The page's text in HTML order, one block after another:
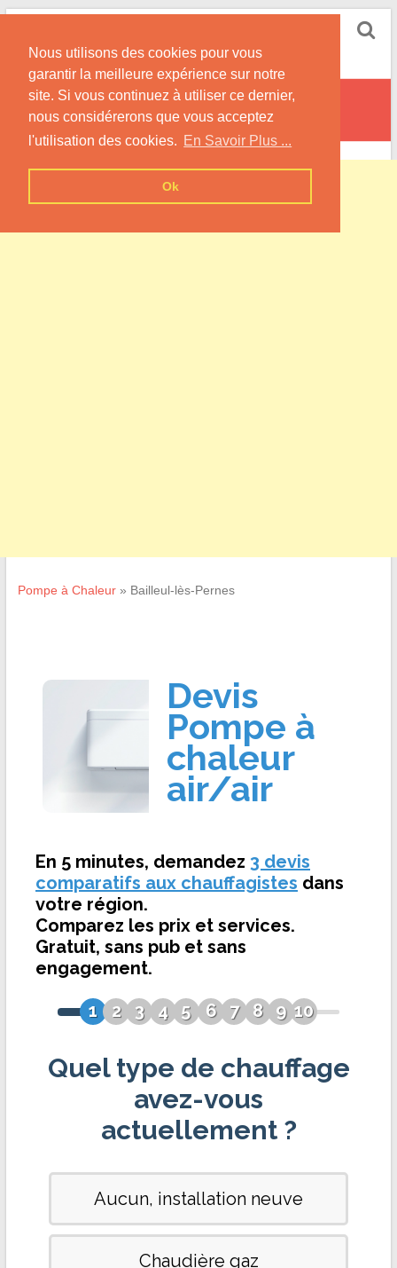
Nous utilisons des cookies pour vous
garantir la meilleure expérience sur notre
site. Si vous continuez à utiliser ce dernier,
nous considérerons que vous acceptez
l'utilisation des cookies. En Savoir Plus ...
Ok
Skip
content
Informations sur les Pompes à Chaleur
Bailleul-lès-Pernes
Pompe à Chaleur» Bailleul-lès-Pernes